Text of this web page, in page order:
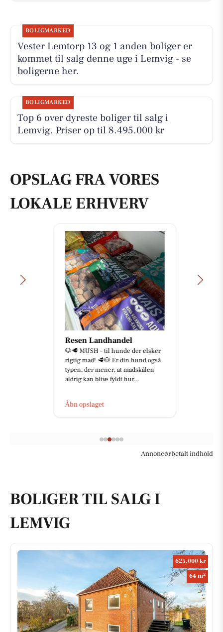
BOLIGMARKED
Vester Lemtorp 13 og 1 anden boliger er
kommet til salg denne uge i Lemvig - se
boligerne her.
BOLIGMARKED
Top 6 over dyreste boliger til salg i
Lemvig. Priser op til 8.495.000 kr
OPSLAG FRA VORES
LOKALE ERHVERV
Resen Landhandel
🐶🥩 MUSH – til hunde der elsker
rigtig mad! 🥩🐶 Er din hund også
typen, der mener, at madskålen
aldrig kan blive fyldt hur...
Åbn opslaget
Annoncørbetalt indhold
BOLIGER TIL SALG I
LEMVIG
625.000 kr
64 m2